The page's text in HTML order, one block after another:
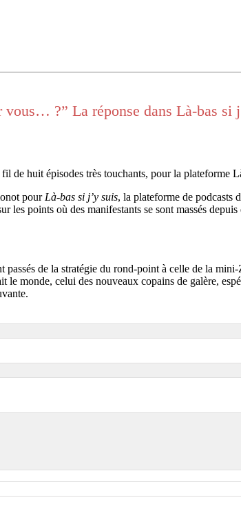
vous… ?” La réponse dans Là-bas si
huit épisodes très touchants, pour la plateforme
pour Là-bas si j’y suis, la plateforme de podcasts
les points où des manifestants se sont massés
de la stratégie du rond-point à celle de la
le monde, celui des nouveaux copains de galère,